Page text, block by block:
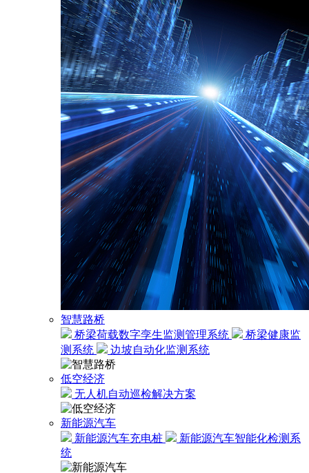
智慧路桥
桥梁荷载数字孪生监测管理系统
桥梁健康监
测系统
边坡自动化监测系统
低空经济
无人机自动巡检解决方案
新能源汽车
新能源汽车充电桩
新能源汽车智能化检测系
统